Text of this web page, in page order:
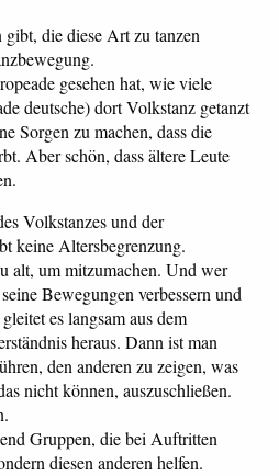
gibt, die diese Art zu tanzen
gesehen hat, wie viele
deutsche) dort Volkstanz getanzt
Sorgen zu machen, dass die
Aber schön, dass ältere Leute
Volkstanzes und der
keine Altersbegrenzung.
alt, um mitzumachen. Und wer
Bewegungen verbessern und
es langsam aus dem
heraus. Dann ist man
den anderen zu zeigen, was
nicht können, auszuschließen.
Gruppen, die bei Auftritten
diesen anderen helfen.